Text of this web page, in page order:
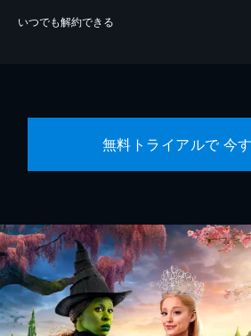
いつでも解約できる
無料トライアルで 今